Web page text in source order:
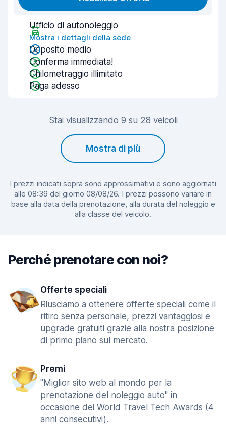
Ufficio di autonoleggio
Mostra i dettagli della sede
Deposito medio
Conferma immediata!
Chilometraggio illimitato
Paga adesso
Stai visualizzando 9 su 28 veicoli
Mostra di più
I prezzi indicati sopra sono approssimativi e sono aggiornati
alle 08:39 del giorno 08/08/26. I prezzi possono variare in
base alla data della prenotazione, alla durata del noleggio e
alla classe del veicolo.
Perché prenotare con noi?
Offerte speciali
Riusciamo a ottenere offerte speciali come il
ritiro senza personale, prezzi vantaggiosi e
upgrade gratuiti grazie alla nostra posizione
di primo piano sul mercato.
Premi
"Miglior sito web al mondo per la
prenotazione del noleggio auto" in
occasione dei World Travel Tech Awards (4
anni consecutivi).